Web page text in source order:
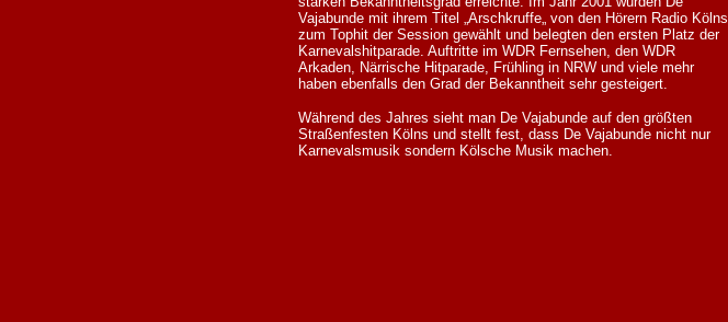
Vajabunde mit ihrem Titel „Arschkruffe„ von den Hörern Radio Kölns
zum Tophit der Session gewählt und belegten den ersten Platz der
Karnevalshitparade. Auftritte im WDR Fernsehen, den WDR
Arkaden, Närrische Hitparade, Frühling in NRW und viele mehr
haben ebenfalls den Grad der Bekanntheit sehr gesteigert.
Während des Jahres sieht man De Vajabunde auf den größten
Straßenfesten Kölns und stellt fest, dass De Vajabunde nicht nur
Karnevalsmusik sondern Kölsche Musik machen.